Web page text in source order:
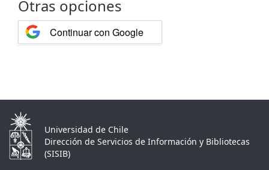
Otras opciones
Continuar con Google
Universidad de Chile
Dirección de Servicios de Información y Bibliotecas
(SISIB)